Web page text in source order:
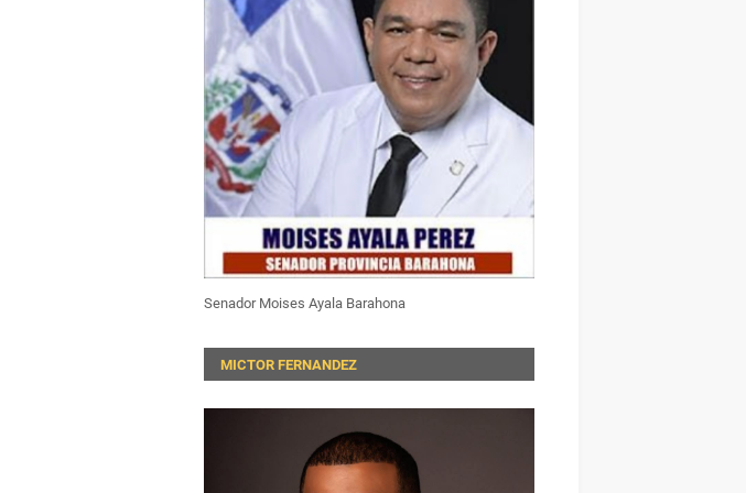
Senador Moises Ayala Barahona
MICTOR FERNANDEZ